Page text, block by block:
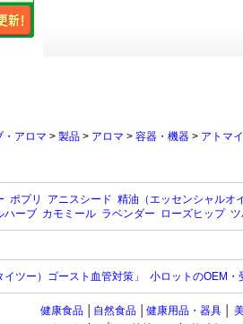
・アロマ > 製品 > アロマ > 容器・機器 > アトマ
ポプリ アニスシード 精油（エッセンシャルオ
ハーブ カモミール ラベンダー ローズヒップ
ツー）ゴースト血管対策」 小ロットのOEM・
健康食品 自然食品 健康用品・器具